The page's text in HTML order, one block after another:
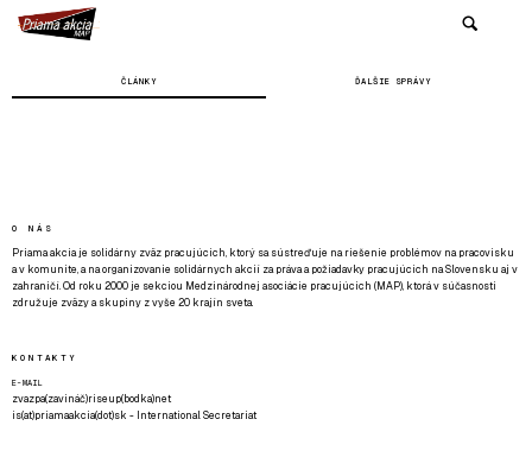
ČLÁNKY ĎALŠIE SPRÁVY
O NÁS
Priama akcia je solidárny zväz pracujúcich, ktorý sa sústreďuje na riešenie problémov na pracovisku
a v komunite, a na organizovanie solidárnych akcií za práva a požiadavky pracujúcich na Slovensku aj v
zahraničí. Od roku 2000 je sekciou Medzinárodnej asociácie pracujúcich (MAP), ktorá v súčasnosti
združuje zväzy a skupiny z vyše 20 krajín sveta.
KONTAKTY
E-MAIL
zvazpa(zavináč)riseup(bodka)net
is(at)priamaakcia(dot)sk - International Secretariat